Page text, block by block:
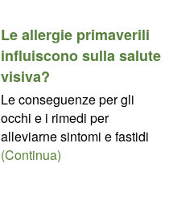
Le allergie primaverili
influiscono sulla salute
visiva?
Le conseguenze per gli
occhi e i rimedi per
alleviarne sintomi e fastidi
(Continua)